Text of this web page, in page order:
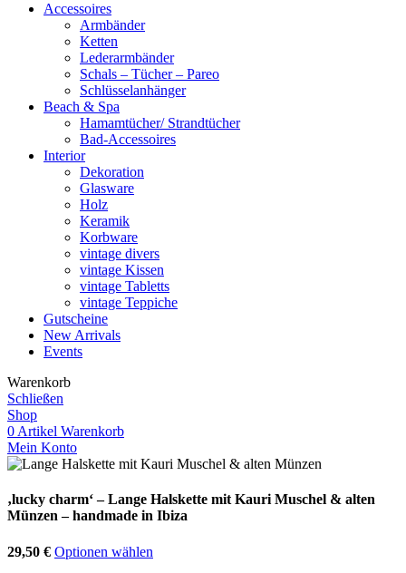
Accessoires
Armbänder
Ketten
Lederarmbänder
Schals – Tücher – Pareo
Schlüsselanhänger
Beach & Spa
Hamamtücher/ Strandtücher
Bad-Accessoires
Interior
Dekoration
Glasware
Holz
Keramik
Korbware
vintage divers
vintage Kissen
vintage Tabletts
vintage Teppiche
Gutscheine
New Arrivals
Events
Warenkorb
Schließen
Shop
0 Artikel Warenkorb
Mein Konto
‚lucky charm‘ – Lange Halskette mit Kauri Muschel & alten
Münzen – handmade in Ibiza
29,50 € Optionen wählen